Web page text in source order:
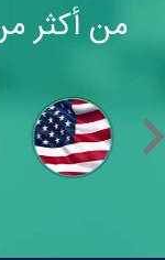
من أكثر من 65 بلد حول